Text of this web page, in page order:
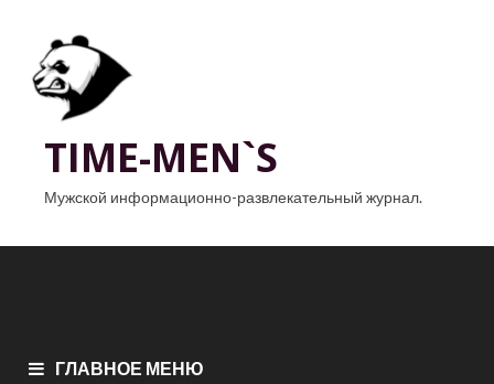
TIME-MEN`S
Мужской информационно-развлекательный журнал.
ГЛАВНОЕ МЕНЮ